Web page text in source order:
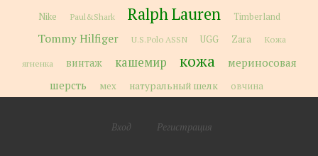
Nike
Paul&Shark Ralph Lauren Timberland
Tommy Hilfiger U.S.Polo ASSN UGG Zara
Кожа
ягненка
винтаж кашемир кожа
мериносовая
шерсть
мех натуральный шелк овчина
Вход Регистрация